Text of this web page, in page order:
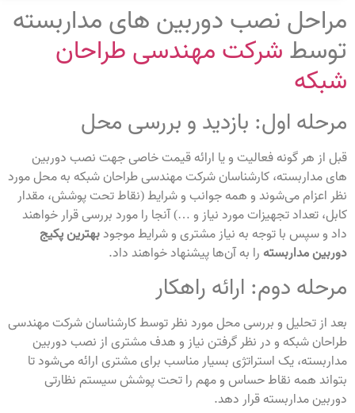
مراحل نصب دوربین های مداربسته
توسطشرکت مهندسی طراحان
شبکه
مرحله اول: بازدید و بررسی محل
قبل از هر گونه فعالیت و یا ارائه قیمت خاصی جهت نصب دوربین
های مداربسته، کارشناسان شرکت مهندسی طراحان شبکه به محل مورد
نظر اعزام می‌شوند و همه جوانب و شرایط (نقاط تحت پوشش، مقدار
کابل، تعداد تجهیزات مورد نیاز و …) آنجا را مورد بررسی قرار خواهند
داد و سپس با توجه به نیاز مشتری و شرایط موجودبهترین پکیج
دوربین مداربستهرا به آن‌ها پیشنهاد خواهند داد.
مرحله دوم: ارائه راهکار
بعد از تحلیل و بررسی محل مورد نظر توسط کارشناسان شرکت مهندسی
طراحان شبکه و در نظر گرفتن نیاز و هدف مشتری از نصب دوربین
مداربسته، یک استراتژی بسیار مناسب برای مشتری ارائه می‌شود تا
بتواند همه نقاط حساس و مهم را تحت پوشش سیستم نظارتی
دوربین مداربسته قرار دهد.